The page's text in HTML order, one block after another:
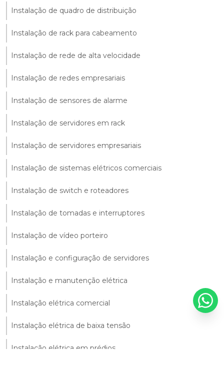
Instalação de quadro de distribuição
Instalação de rack para cabeamento
Instalação de rede de alta velocidade
Instalação de redes empresariais
Instalação de sensores de alarme
Instalação de servidores em rack
Instalação de servidores empresariais
Instalação de sistemas elétricos comerciais
Instalação de switch e roteadores
Instalação de tomadas e interruptores
Instalação de vídeo porteiro
Instalação e configuração de servidores
Instalação e manutenção elétrica
Instalação elétrica comercial
Instalação elétrica de baixa tensão
Instalação elétrica em prédios